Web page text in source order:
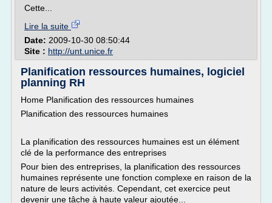
Cette...
Lire la suite
Date: 2009-10-30 08:50:44
Site : http://unt.unice.fr
Planification ressources humaines, logiciel
planning RH
Home Planification des ressources humaines
Planification des ressources humaines
La planification des ressources humaines est un élément
clé de la performance des entreprises
Pour bien des entreprises, la planification des ressources
humaines représente une fonction complexe en raison de la
nature de leurs activités. Cependant, cet exercice peut
devenir une tâche à haute valeur ajoutée...